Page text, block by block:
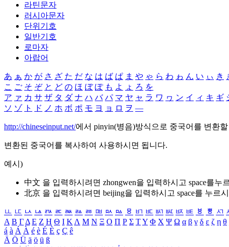
라틴문자
러시아문자
단위기호
일반기호
로마자
아랍어
あ ぁ か が さ ざ た だ な は ば ぱ ま や ゃ ら わ ゎ ん い ぃ き
こ ご そ ぞ と ど の ほ ぼ ぽ も よ ょ ろ を
ア ァ カ サ ザ タ ダ ナ ハ バ パ マ ヤ ャ ラ ワ ヮ ン イ ィ キ ギ
ソ ゾ ト ド ノ ホ ボ ポ モ ヨ ョ ロ ヲ ―
http://chineseinput.net/에서 pinyin(병음)방식으로 중국어를 변환
변환된 중국어를 복사하여 사용하시면 됩니다.
예시)
中文 을 입력하시려면 zhongwen을 입력하시고 space를누
北京 을 입력하시려면 beijing을 입력하시고 space를 누르
ㅥ ㅦ ㅧ ㅨ ㅩ ㅪ ㅫ ㅬ ㅭ ㅮ ㅯ ㅰ ㅱ ㅲ ㅳ ㅴ ㅵ ㅶ ㅷ ㅸ ㅹ ㅺ
Α Β ΓΔ Ε Ζ Η Θ Ι ΚΛ Μ Ν Ξ Ο Π Ρ Σ ΤΥ Φ Χ Ψ Ω α β γ δ ε ζ η θ
á à Á À é è É È ç Ç ê
Ä Ö Ü ä ö ü ß